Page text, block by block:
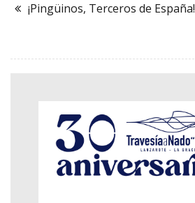
¡Pingüinos, Terceros de España!